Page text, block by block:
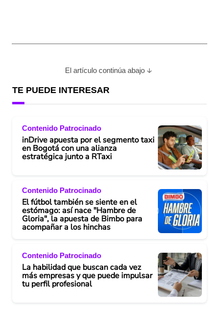
El artículo continúa abajo
TE PUEDE INTERESAR
Contenido Patrocinado
inDrive apuesta por el segmento taxi
en Bogotá con una alianza
estratégica junto a RTaxi
Contenido Patrocinado
El fútbol también se siente en el
estómago: así nace "Hambre de
Gloria", la apuesta de Bimbo para
acompañar a los hinchas
Contenido Patrocinado
La habilidad que buscan cada vez
más empresas y que puede impulsar
tu perfil profesional